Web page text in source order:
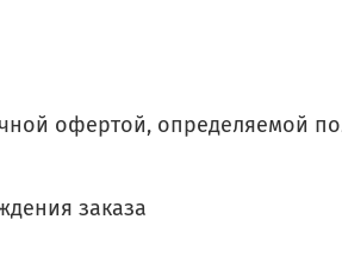
офертой, определяемой
заказа